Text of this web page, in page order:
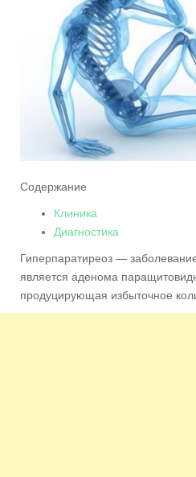
Содержание
Клиника
Диагностика
Гиперпаратиреоз —
является аденома
продуцирующая избыточное